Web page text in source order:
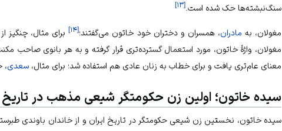
سنگ‌نبشته‌ها حک شده است.[۱۳]
مغولان، به مادران، همسران و دختران خود خاتون می‌گفتند؛[۱۴]برای مثال، چنگیز
مغولان، واژهٔ خاتون، مورد استعمال گسترده‌تری قرار گرفته و به هر بانوی صاحب
معنای عام‌تری یافت و برای خطاب به زنان عادی هم استفاده شد؛ برای مثال، سعدی،
سیده خاتون؛ اولین زن حکومتگر شیعی مذهب در تاریخ
سیده خاتون، نخستین زن شیعی حکومتگر در تاریخ ایران و از خاندان باوندی